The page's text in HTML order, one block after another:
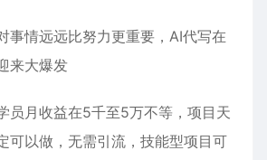
事情远远比努力更重要，AI代写在
来大爆发
员月收益在5千至5万不等，项目天
可以做，无需引流，技能型项目可